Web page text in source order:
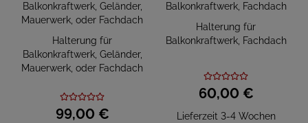
Halterung für
Balkonkraftwerk, Geländer,
Mauerwerk, oder Fachdach
99,00 €
Halterung für
Balkonkraftwerk, Fachdach
60,00 €
Lieferzeit 3-4 Wochen